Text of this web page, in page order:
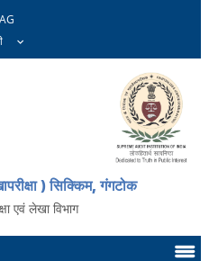
) सिक्किम, गंगटोक
एवं लेखा विभाग